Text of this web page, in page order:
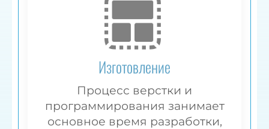
Изготовление
Процесс верстки и
программирования занимает
основное время разработки,